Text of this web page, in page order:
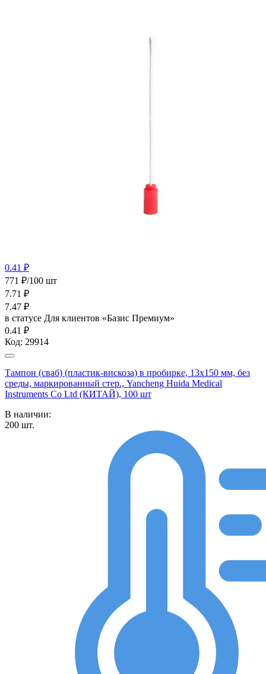
0.41 ₽
771 ₽/100 шт
7.71 ₽
7.47 ₽
в статусе Для клиентов «Базис Премиум»
0.41 ₽
Код: 29914
Тампон (сваб) (пластик-вискоза) в пробирке, 13х150 мм, без
среды, маркированный стер., Yancheng Huida Medical
Instruments Co Ltd (КИТАЙ), 100 шт
В наличии:
200 шт.